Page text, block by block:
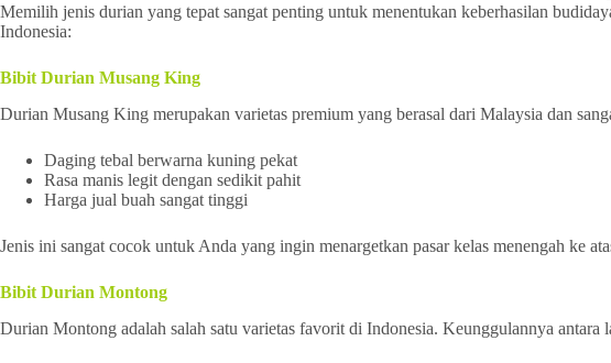
Memilih jenis durian yang tepat sangat penting untuk menentukan keberhasilan
Indonesia:
Bibit Durian Musang King
Durian Musang King merupakan varietas premium yang berasal dari Malaysia dan
Daging tebal berwarna kuning pekat
Rasa manis legit dengan sedikit pahit
Harga jual buah sangat tinggi
Jenis ini sangat cocok untuk Anda yang ingin menargetkan pasar kelas menengah ke
Bibit Durian Montong
Durian Montong adalah salah satu varietas favorit di Indonesia. Keunggulannya antara